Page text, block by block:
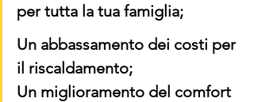
per tutta la tua famiglia;
Un abbassamento dei costi per
il riscaldamento;
Un miglioramento del comfort